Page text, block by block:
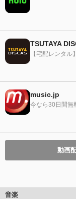
TSUTAYA
【宅配レンタ
music.jp
今なら30日間無
動画
音楽